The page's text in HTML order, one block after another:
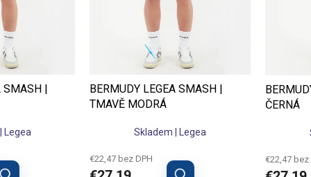
SMASH |
Legea
BERMUDY LEGEA SMASH |
TMAVĚ MODRÁ
Skladem | Legea
€22,47 bez DPH
ČERNÁ
€22,47 bez